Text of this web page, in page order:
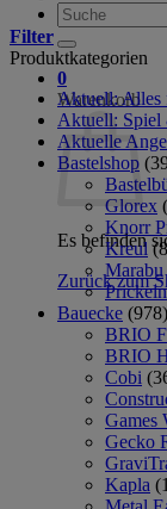
Suche
nach:
0
Warenkorb
Es befinden
Zurück zum
Filter
Produktkategorien
Aktuell: Alles
Aktuell: Spiel
Aktuelle
Bastelshop
Glorex
Knorr
Kreul
Marabu
Prickeln
Bauecke (978)
BRIO
BRIO
Cobi
Games
Gecko
Kapla